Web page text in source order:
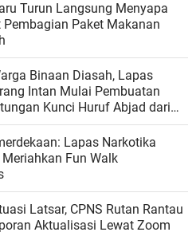
Turun Langsung Menyapa
Pembagian Paket Makanan
Binaan Diasah, Lapas
Intan Mulai Pembuatan
Kunci Huruf Abjad dari
Lapas Narkotika
Fun Walk
Latsar, CPNS Rutan Rantau
Aktualisasi Lewat Zoom